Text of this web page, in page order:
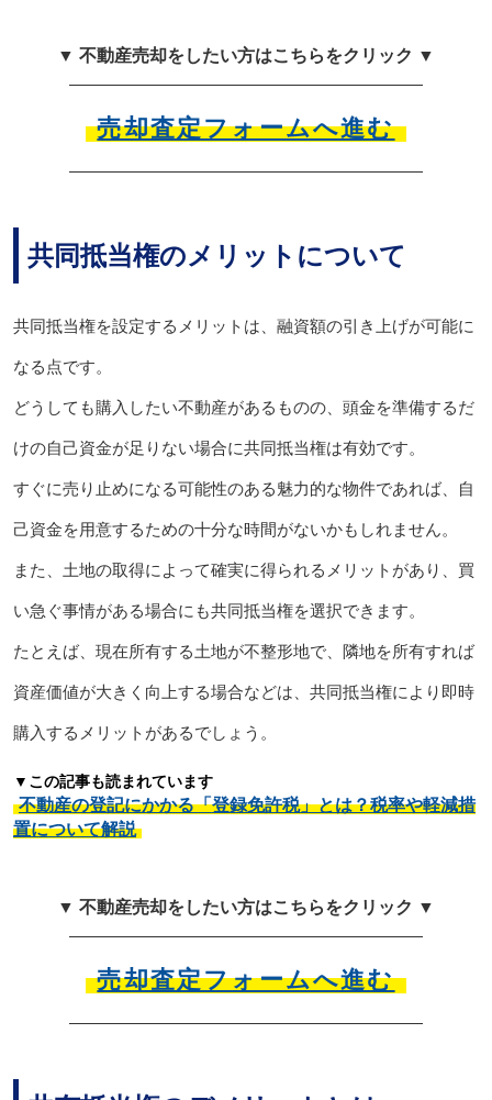
▼ 不動産売却をしたい方はこちらをクリック ▼
売却査定フォームへ進む
共同抵当権のメリットについて
共同抵当権を設定するメリットは、融資額の引き上げが可能に
なる点です。
どうしても購入したい不動産があるものの、頭金を準備するだ
けの自己資金が足りない場合に共同抵当権は有効です。
すぐに売り止めになる可能性のある魅力的な物件であれば、自
己資金を用意するための十分な時間がないかもしれません。
また、土地の取得によって確実に得られるメリットがあり、買
い急ぐ事情がある場合にも共同抵当権を選択できます。
たとえば、現在所有する土地が不整形地で、隣地を所有すれば
資産価値が大きく向上する場合などは、共同抵当権により即時
購入するメリットがあるでしょう。
▼この記事も読まれています
不動産の登記にかかる「登録免許税」とは？税率や軽減措
置について解説
▼ 不動産売却をしたい方はこちらをクリック ▼
売却査定フォームへ進む